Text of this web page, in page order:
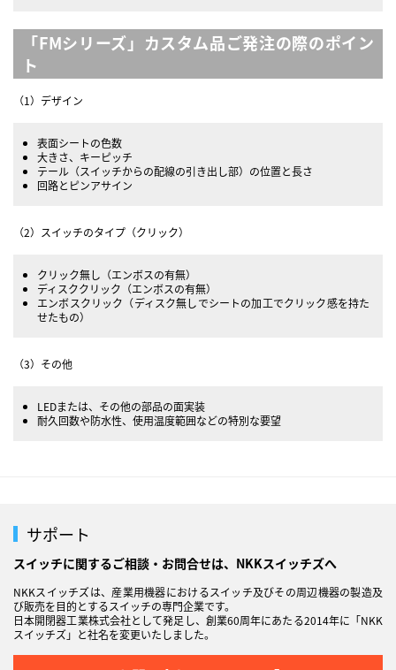
「FMシリーズ」カスタム品ご発注の際のポイン
ト
（1）デザイン
表面シートの色数
大きさ、キーピッチ
テール（スイッチからの配線の引き出し部）の位置と長さ
回路とピンアサイン
（2）スイッチのタイプ（クリック）
クリック無し（エンボスの有無）
ディスククリック（エンボスの有無）
エンボスクリック（ディスク無しでシートの加工でクリック感を持た
せたもの）
（3）その他
LEDまたは、その他の部品の面実装
耐久回数や防水性、使用温度範囲などの特別な要望
サポート
スイッチに関するご相談・お問合せは、NKKスイッチズへ
NKKスイッチズは、産業用機器におけるスイッチ及びその周辺機器の製造及
び販売を目的とするスイッチの専門企業です。
日本開閉器工業株式会社として発足し、創業60周年にあたる2014年に「NKK
スイッチズ」と社名を変更いたしました。